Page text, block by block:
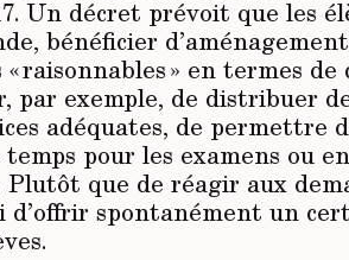
Un décret prévoit que les
bénéficier
raisonnables » en termes
par exemple, de distribuer
adéquates, de permettre
pour les examens ou
que de réagir aux
spontanément un